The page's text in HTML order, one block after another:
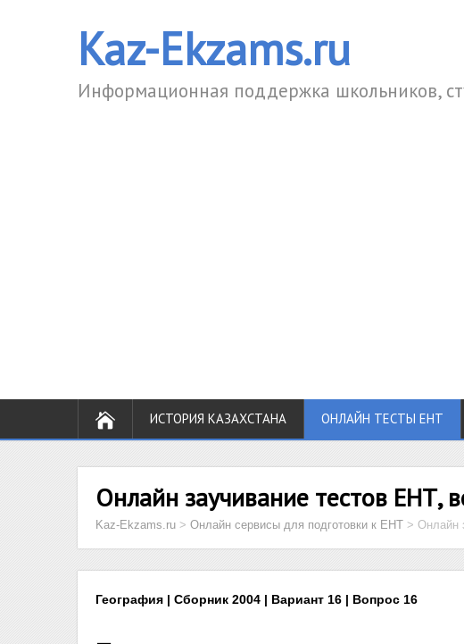
Kaz-Ekzams.ru
Информационная поддержка школьников,
ИСТОРИЯ КАЗАХСТАНА ОНЛАЙН ТЕСТЫ ЕНТ
Онлайн заучивание тестов ЕНТ,
Kaz-Ekzams.ru > Онлайн сервисы для подготовки к ЕНТ > Онлайн
География | Сборник 2004 | Вариант 16 | Вопрос 16